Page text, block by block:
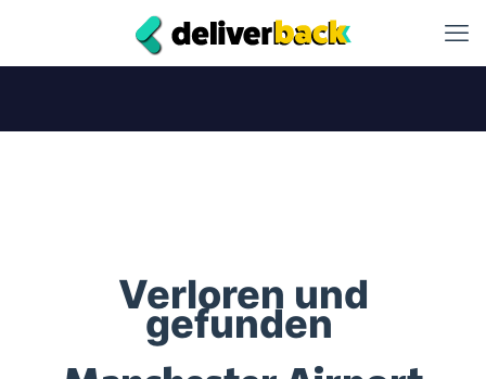
Verloren und
gefunden